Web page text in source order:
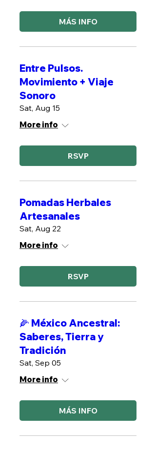
MÁS INFO
Entre Pulsos.
Movimiento + Viaje
Sonoro
Sat, Aug 15
More info
RSVP
Pomadas Herbales
Artesanales
Sat, Aug 22
More info
RSVP
🌽 México Ancestral:
Saberes, Tierra y
Tradición
Sat, Sep 05
More info
MÁS INFO